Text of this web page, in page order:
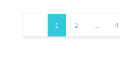
Paginación
entradas
1 2 … 4